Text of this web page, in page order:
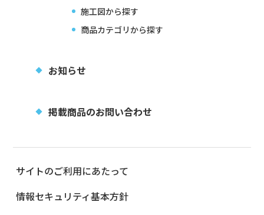
施工図から探す
商品カテゴリから探す
お知らせ
掲載商品のお問い合わせ
サイトのご利用にあたって
情報セキュリティ基本方針